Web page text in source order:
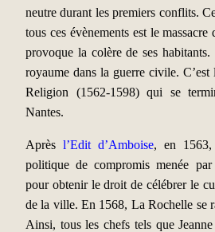
neutre durant les premiers conflits.
tous ces évènements est le
provoque la colère de ses
royaume dans la guerre civile. C’est
Religion (1562-1598) qui se
Nantes.
Après l’Edit d’Amboise, en
politique de compromis menée par
pour obtenir le droit de célébrer le
de la ville. En 1568, La Rochelle se
Ainsi, tous les chefs tels que